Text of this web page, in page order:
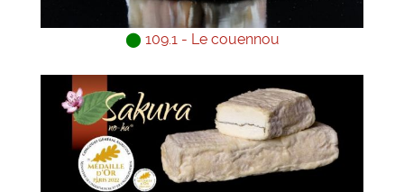
⬤ 109.1 - Le couennou